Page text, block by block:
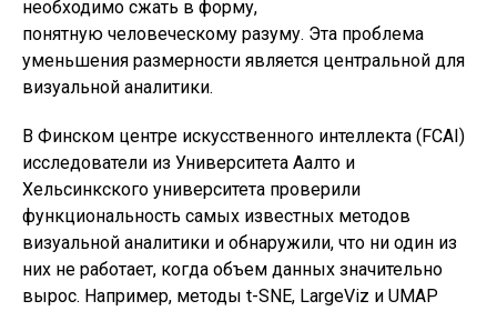
необходимо сжать в форму,
понятную человеческому разуму. Эта проблема
уменьшения размерности является центральной для
визуальной аналитики.
В Финском центре искусственного интеллекта (FCAI)
исследователи из Университета Аалто и
Хельсинкского университета проверили
функциональность самых известных методов
визуальной аналитики и обнаружили, что ни один из
них не работает, когда объем данных значительно
вырос. Например, методы t-SNE, LargeViz и UMAP